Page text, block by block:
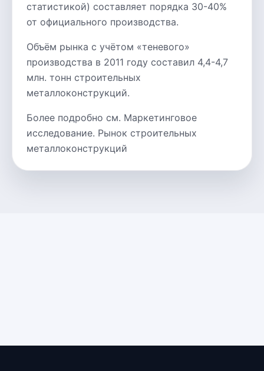
статистикой) составляет порядка 30-40%
от официального производства.
Объём рынка с учётом «теневого»
производства в 2011 году составил 4,4-4,7
млн. тонн строительных
металлоконструкций.
Более подробно см. Маркетинговое
исследование. Рынок строительных
металлоконструкций